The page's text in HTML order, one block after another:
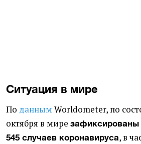
Ситуация в мире
По даннымWorldometer, по
октября в мире зафиксированы
545 случаев коронавируса, в